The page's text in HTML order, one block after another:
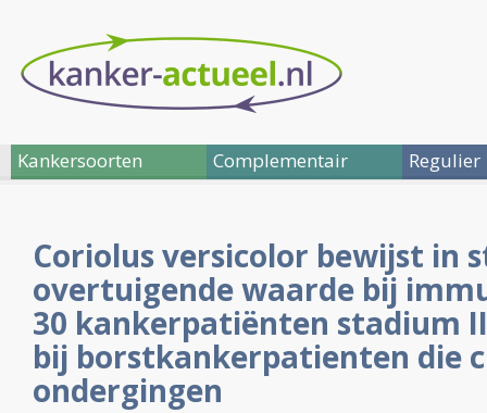
Kankersoorten Complementair Regulier
Coriolus versicolor bewijst in
overtuigende waarde bij
30 kankerpatiënten stadium
bij borstkankerpatienten die
ondergingen